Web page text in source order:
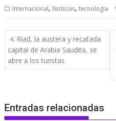
Internacional, Noticias,tecnologia
Navegación
de
entradas
Riad, la austera y recatada
capital de Arabia Saudita, se
abre a los turistas
Entradas relacionadas